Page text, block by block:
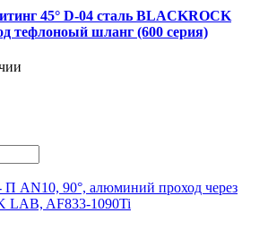
45° D-04 сталь BLACKROCK
тефлоноый шланг (600 серия)